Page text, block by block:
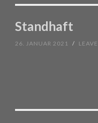
Standhaft
26. JANUAR 2021 /